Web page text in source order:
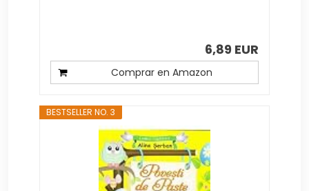
6,89 EUR
Comprar en Amazon
BESTSELLER NO. 3